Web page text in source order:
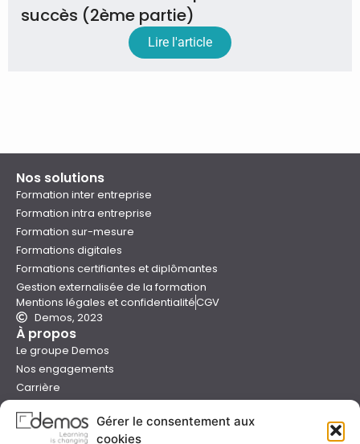
Gérer le consentement aux
cookies
succès (2ème partie)
Lire l'article
Nos solutions
Formation inter entreprise
Formation intra entreprise
Formation sur-mesure
Formations digitales
Formations certifiantes et diplômantes
Gestion externalisée de la formation
Mentions légales et confidentialitéCGV
Demos, 2023
À propos
Le groupe Demos
Nos engagements
Carrière
Presse